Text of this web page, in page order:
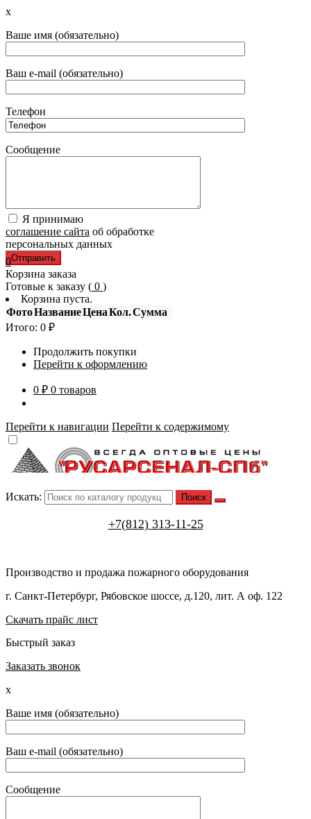
x
Ваше имя (обязательно)
Ваш e-mail (обязательно)
Телефон
Сообщение
Я принимаю
соглашение сайта об обработке
персональных данных
0
Корзина заказа
Готовые к заказу ( 0 )
Корзина пуста.
ФотоНазваниеЦенаКол.Сумма
Итого: 0 ₽
Продолжить покупки
Перейти к оформлению
0 ₽ 0 товаров
Перейти к навигации Перейти к содержимому
Искать:
+7(812) 313-11-25
Производство и продажа пожарного оборудования
г. Санкт-Петербург, Рябовское шоссе, д.120, лит. А оф. 122
Скачать прайс лист
Быстрый заказ
Заказать звонок
x
Ваше имя (обязательно)
Ваш e-mail (обязательно)
Сообщение